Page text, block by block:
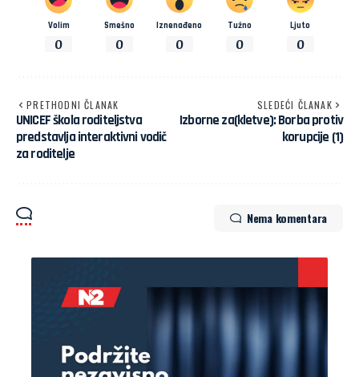
Volim
0
Smešno
0
Iznenađeno
0
Tužno
0
Ljuto
0
PRETHODNI ČLANAK
UNICEF škola roditeljstva
predstavlja interaktivni vodič
za roditelje
SLEDEĆI ČLANAK
Izborne za(kletve): Borba protiv
korupcije (1)
Nema komentara